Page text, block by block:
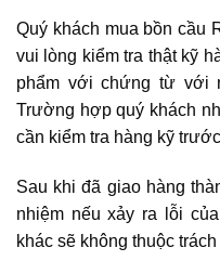
Quý khách mua bồn cầu
vui lòng kiểm tra thật kỹ
phẩm với chứng từ với
Trường hợp quý khách
cần kiểm tra hàng kỹ
Sau khi đã giao hàng
nhiệm nếu xảy ra lỗi
khác sẽ không thuộc